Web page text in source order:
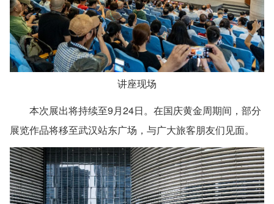
讲座现场
本次展出将持续至9月24日。在国庆黄金周期间，部分
展览作品将移至武汉站东广场，与广大旅客朋友们见面。